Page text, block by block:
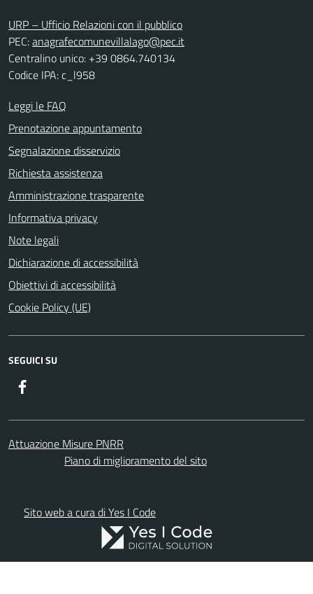
URP – Ufficio Relazioni con il pubblico
PEC:anagrafecomunevillalago@pec.it
Centralino unico: +39 0864.740134
Codice IPA: c_l958
Leggi le FAQ
Prenotazione appuntamento
Segnalazione disservizio
Richiesta assistenza
Amministrazione trasparente
Informativa privacy
Note legali
Dichiarazione di accessibilità
Obiettivi di accessibilità
Cookie Policy (UE)
SEGUICI SU
Attuazione Misure PNRR
Piano di miglioramento del sito
Sito web a cura di Yes I Code